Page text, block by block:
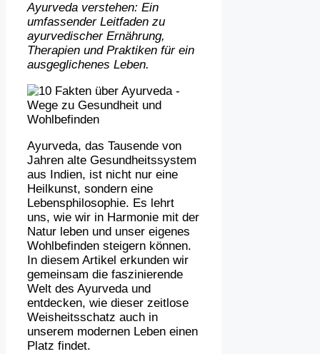
Ayurveda verstehen: Ein
umfassender Leitfaden zu
ayurvedischer Ernährung,
Therapien und Praktiken für ein
ausgeglichenes Leben.
Ayurveda, das Tausende von
Jahren alte Gesundheitssystem
aus Indien, ist nicht nur eine
Heilkunst, sondern eine
Lebensphilosophie. Es lehrt
uns, wie wir in Harmonie mit der
Natur leben und unser eigenes
Wohlbefinden steigern können.
In diesem Artikel erkunden wir
gemeinsam die faszinierende
Welt des Ayurveda und
entdecken, wie dieser zeitlose
Weisheitsschatz auch in
unserem modernen Leben einen
Platz findet.